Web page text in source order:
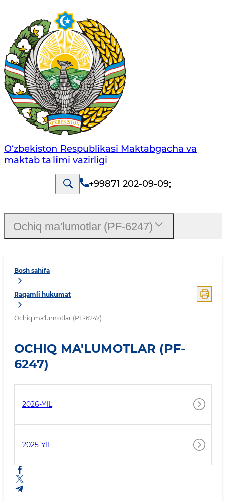
O‘zbekiston Respublikasi Maktabgacha va
maktab taʼlimi vazirligi
+99871 202-09-09;
Bosh sahifa
Raqamli hukumat
Ochiq ma'lumotlar (PF-6247)
OCHIQ MA'LUMOTLAR (PF-
6247)
2026-YIL
2025-YIL
Ochiq ma'lumotlar (PF-6247)